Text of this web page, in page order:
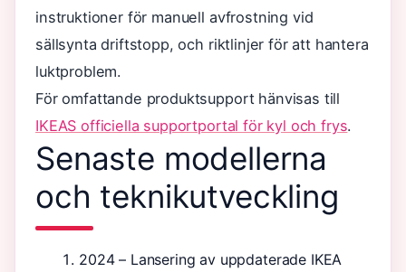
instruktioner för manuell avfrostning vid
sällsynta driftstopp, och riktlinjer för att hantera
luktproblem.
För omfattande produktsupport hänvisas till
IKEAS officiella supportportal för kyl och frys.
Senaste modellerna
och teknikutveckling
2024– Lansering av uppdaterade IKEA